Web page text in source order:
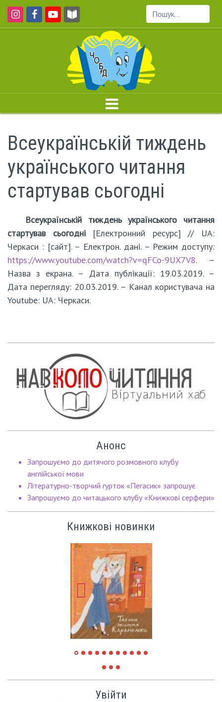
Пошук...
Всеукраїнській тиждень
українського читання
стартував сьогодні
Всеукраїнській тиждень українського читання
стартував сьогодні[Електронний ресурс] // UA:
Черкаси : [сайт]. – Електрон. дані. – Режим доступу:
https://www.youtube.com/watch?v=qFCo-9UX7V8. –
Назва з екрана. – Дата публікації: 19.03.2019. –
Дата перегляду: 20.03.2019. – Канал користувача на
Youtube: UA: Черкаси.
Анонс
Запрошуємо до дитячого розмовного клубу
англійської мови
Літературно-творчий гурток «Пегасик» запрошує
Запрошуємо до читацького клубу «Книжкові серфери»
Книжкові новинки
Увійти